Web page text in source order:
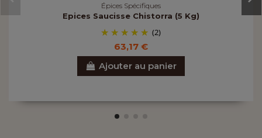
Épices Spécifiques
Epices Saucisse Chistorra (5 Kg)
(2)
63,17 €
Ajouter au panier